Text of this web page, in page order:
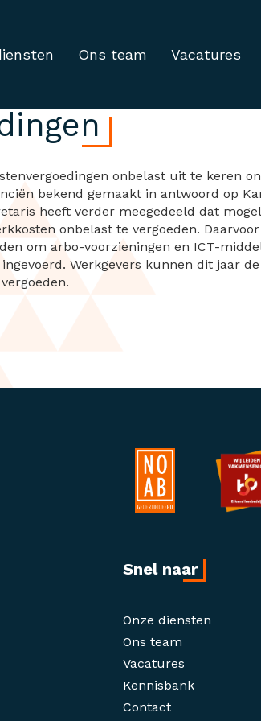
Ons team Vacatures
onbelast uit te keren
bekend gemaakt in antwoord op
heeft verder meegedeeld dat
onbelast te vergoeden.
om arbo-voorzieningen en ICT-
Werkgevers kunnen dit jaar
Snel naar
Onze diensten
Ons team
Vacatures
Kennisbank
Contact